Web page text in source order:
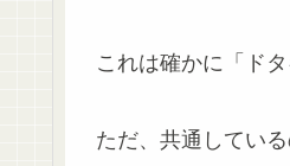
これは確かに「ド
ただ、共通してい